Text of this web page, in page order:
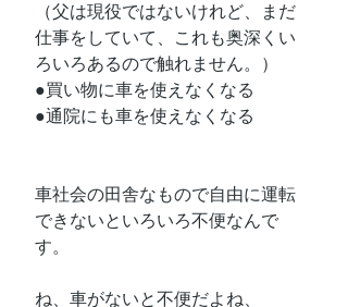
（父は現役ではないけれど、まだ
仕事をしていて、これも奥深くい
ろいろあるので触れません。）
●買い物に車を使えなくなる
●通院にも車を使えなくなる
車社会の田舎なもので自由に運転
できないといろいろ不便なんで
す。
ね、車がないと不便だよね、